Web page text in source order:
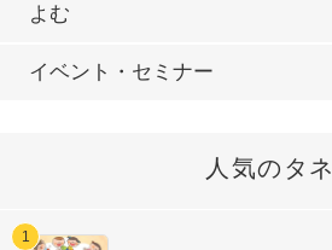
よむ
イベント・セミナー
人気のタネ